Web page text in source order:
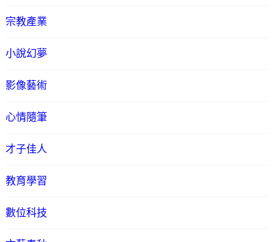
宗教產業
小說幻夢
影像藝術
心情隨筆
才子佳人
教育學習
數位科技